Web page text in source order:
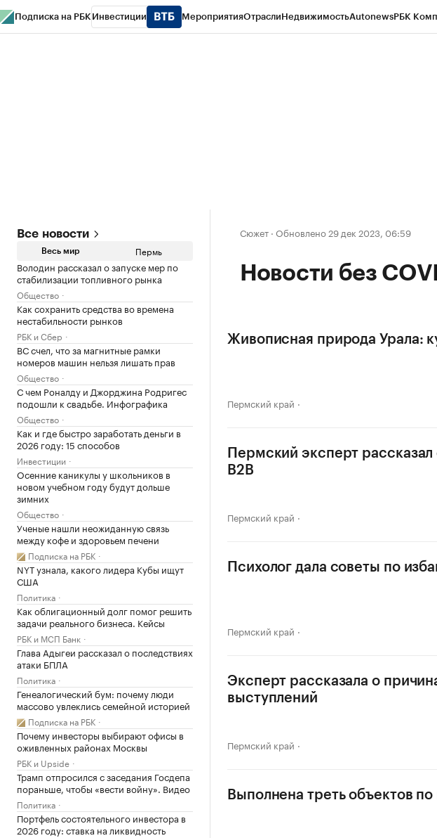
Подписка на РБК Инвестиции МероприятияОтраслиНедвижимостьAutonewsРБК
Все новости
Весь мир Пермь
Володин рассказал о запуске мер по
стабилизации топливного рынка
Общество
Как сохранить средства во времена
нестабильности рынков
РБК и Сбер
ВС счел, что за магнитные рамки
номеров машин нельзя лишать прав
Общество
С чем Роналду и Джорджина Родригес
подошли к свадьбе. Инфографика
Общество
Как и где быстро заработать деньги в
2026 году: 15 способов
Инвестиции
Осенние каникулы у школьников в
новом учебном году будут дольше
зимних
Общество
Ученые нашли неожиданную связь
между кофе и здоровьем печени
Подписка на РБК
NYT узнала, какого лидера Кубы ищут
США
Политика
Как облигационный долг помог решить
задачи реального бизнеса. Кейсы
РБК и МСП Банк
Глава Адыгеи рассказал о последствиях
атаки БПЛА
Политика
Генеалогический бум: почему люди
массово увлеклись семейной историей
Подписка на РБК
Почему инвесторы выбирают офисы в
оживленных районах Москвы
РБК и Upside
Трамп отпросился с заседания Госдепа
пораньше, чтобы «вести войну». Видео
Политика
Портфель состоятельного инвестора в
2026 году: ставка на ликвидность
Сюжет · Обновлено 29 дек 2023, 06:59
Новости без
Живописная природа Урала:
Пермский край
Пермский эксперт
B2B
Пермский край
Психолог дала советы по
Пермский край
Эксперт рассказала о
выступлений
Пермский край
Выполнена треть объектов